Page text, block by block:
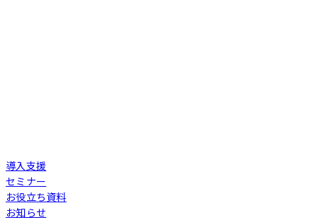
導入支援
セミナー
お役立ち資料
お知らせ